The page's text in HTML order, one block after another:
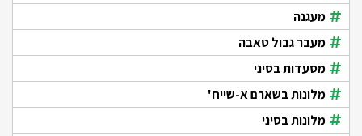
מעגנה
מעבר גבול טאבה
מסעדות בסיני
מלונות בשארם א-שייח'
מלונות בסיני